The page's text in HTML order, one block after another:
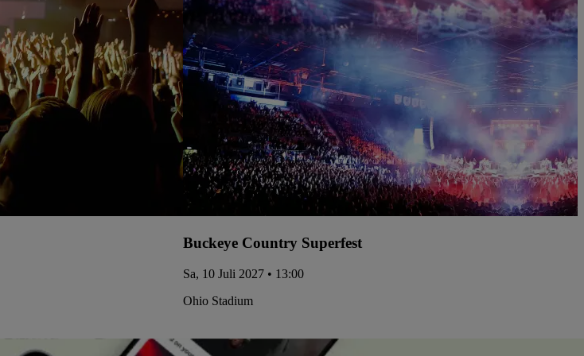
Buckeye Country Superfest
Sa, 10 Juli 2027 • 13:00
Ohio Stadium